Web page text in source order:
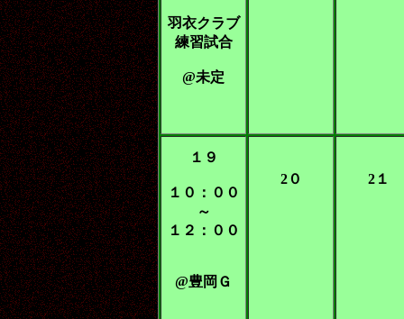
羽衣クラブ
練習試合
@未定
１９
１０：００
～
１２：００
@豊岡Ｇ
2０ 2１